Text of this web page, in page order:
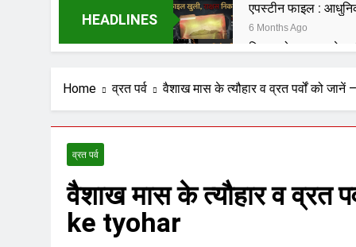
HEADLINES
एपस्टीन फाइल :
6 Months Ago
हिसाब तो चुकता
शंकराचार्य पर टिप्पणी
विकास की वेदी पर
7 Months Ago
हम संविधान के लिये नहीं
Home व्रत पर्व वैशाख मास के त्यौहार व व्रत पर्वों को
व्रत पर्व
वैशाख मास के त्यौहार व व्रत
ke tyohar